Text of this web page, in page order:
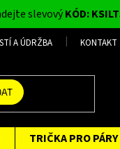
slevovýKÓD:
A ÚDRŽBA KONTAKT
TRIČKA PRO PÁRY